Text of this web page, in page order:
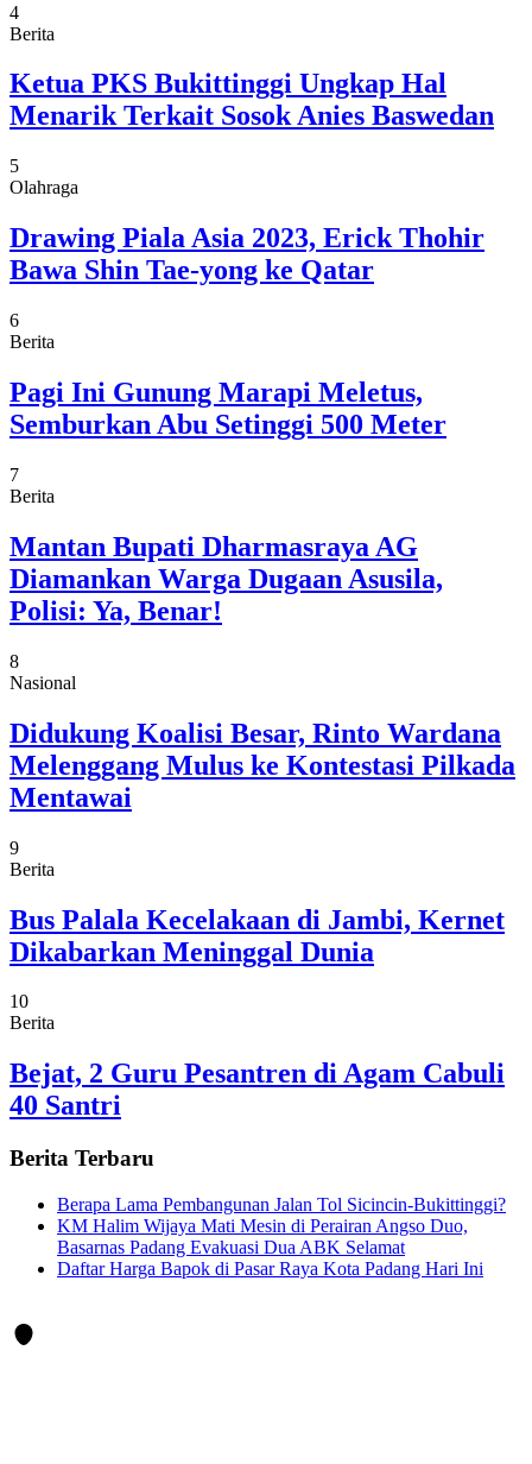
4
Berita
Ketua PKS Bukittinggi Ungkap Hal
Menarik Terkait Sosok Anies Baswedan
5
Olahraga
Drawing Piala Asia 2023, Erick Thohir
Bawa Shin Tae-yong ke Qatar
6
Berita
Pagi Ini Gunung Marapi Meletus,
Semburkan Abu Setinggi 500 Meter
7
Berita
Mantan Bupati Dharmasraya AG
Diamankan Warga Dugaan Asusila,
Polisi: Ya, Benar!
8
Nasional
Didukung Koalisi Besar, Rinto Wardana
Melenggang Mulus ke Kontestasi Pilkada
Mentawai
9
Berita
Bus Palala Kecelakaan di Jambi, Kernet
Dikabarkan Meninggal Dunia
10
Berita
Bejat, 2 Guru Pesantren di Agam Cabuli
40 Santri
Berita Terbaru
Berapa Lama Pembangunan Jalan Tol Sicincin-Bukittinggi?
KM Halim Wijaya Mati Mesin di Perairan Angso Duo,
Basarnas Padang Evakuasi Dua ABK Selamat
Daftar Harga Bapok di Pasar Raya Kota Padang Hari Ini